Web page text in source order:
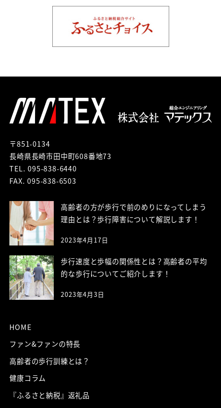
〒851-0134
長崎県長崎市田中町608番地73
TEL. 095-838-6440
FAX. 095-838-6503
高齢者の方が歩行で前のめりになってしまう
理由とは？歩行障害について解説します！
2023年4月17日
歩行速度と歩幅の関係性とは？高齢者の平均
的な歩行についてご紹介します！
2023年4月3日
HOME
ファン&ファンの特長
高齢者の歩行訓練とは？
健康コラム
『ふるさと納税』返礼品